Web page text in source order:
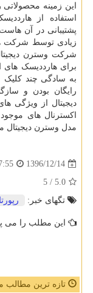
این زمینه محصولاتی
استفاده از
پشتیبانی در آن
زیادی توسط شرکت
شرکت وسترن
برای هارددیسک های
به سادگی چند کلیک
رایگان بودن و
دیجیتال از ویژگی
اکسترنال های
مدل وسترن دیجیتال مای پاسپورت
1396/12/14
5.0
/ 5
تگهای خبر:
این مطلب را می
تازه ترین مطالب